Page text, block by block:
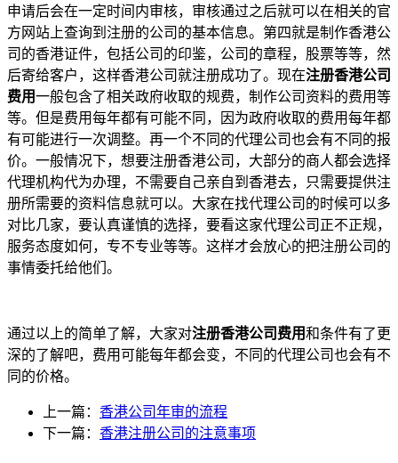
申请后会在一定时间内审核，审核通过之后就可以在相关的官
方网站上查询到注册的公司的基本信息。第四就是制作香港公
司的香港证件，包括公司的印鉴，公司的章程，股票等等，然
后寄给客户，这样香港公司就注册成功了。现在注册香港公司
费用一般包含了相关政府收取的规费，制作公司资料的费用等
等。但是费用每年都有可能不同，因为政府收取的费用每年都
有可能进行一次调整。再一个不同的代理公司也会有不同的报
价。一般情况下，想要注册香港公司，大部分的商人都会选择
代理机构代为办理，不需要自己亲自到香港去，只需要提供注
册所需要的资料信息就可以。大家在找代理公司的时候可以多
对比几家，要认真谨慎的选择，要看这家代理公司正不正规，
服务态度如何，专不专业等等。这样才会放心的把注册公司的
事情委托给他们。
通过以上的简单了解，大家对注册香港公司费用和条件有了更
深的了解吧，费用可能每年都会变，不同的代理公司也会有不
同的价格。
上一篇： 香港公司年审的流程
下一篇： 香港注册公司的注意事项